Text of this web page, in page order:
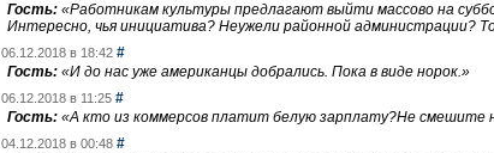
Гость: «Работникам культуры предлагают выйти массово на
Интересно, чья инициатива? Неужели районной администрации?
06.12.2018 в 18:42 #
Гость: «И до нас уже американцы добрались. Пока в виде норок.»
06.12.2018 в 11:25 #
Гость: «А кто из коммерсов платит белую зарплату?Не смешите
04.12.2018 в 00:48 #